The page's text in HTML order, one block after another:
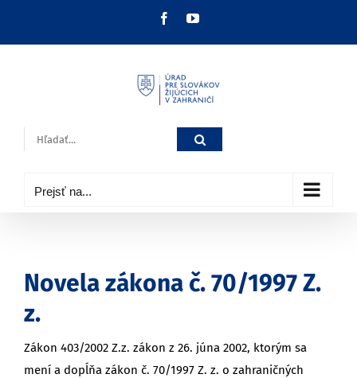
FacebookYouTube
Hľadať:
Prejsť na...
Novela zákona č. 70/1997 Z.
z.
Zákon 403/2002 Z.z. zákon z 26. júna 2002, ktorým sa
mení a dopĺňa zákon č. 70/1997 Z. z. o zahraničných